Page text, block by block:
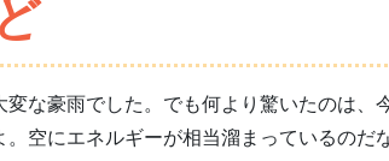
な豪雨でした。でも何より驚いたのは、
空にエネルギーが相当溜まっているのだ